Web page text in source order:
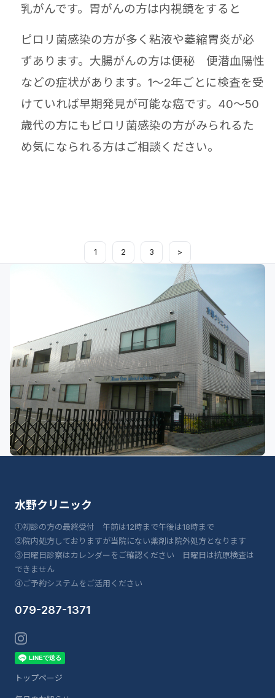
乳がんです。胃がんの方は内視鏡をすると
ピロリ菌感染の方が多く粘液や萎縮胃炎が必
ずあります。大腸がんの方は便秘 便潜血陽性
などの症状があります。1～2年ごとに検査を受
けていれば早期発見が可能な癌です。40～50
歳代の方にもピロリ菌感染の方がみられるた
め気になられる方はご相談ください。
1 2 3 >
水野クリニック
①初診の方の最終受付 午前は12時まで午後は18時まで
②院内処方しておりますが当院にない薬剤は院外処方となります
③日曜日診察はカレンダーをご確認ください 日曜日は抗原検査は
できません
④ご予約システムをご活用ください
079-287-1371
トップページ